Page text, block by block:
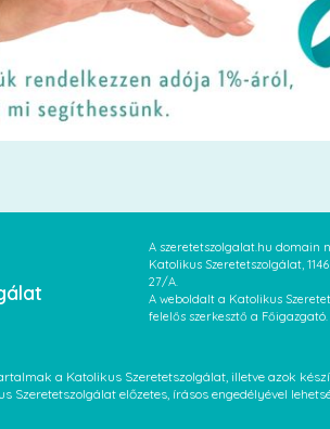
A szeretetszolgalat.hu domain
Katolikus Szeretetszolgálat,
27/A.
A weboldalt a Katolikus
felelős szerkesztő a Főigazgató.
a Katolikus Szeretetszolgálat, illetve azok
Szeretetszolgálat előzetes, írásos engedélyével